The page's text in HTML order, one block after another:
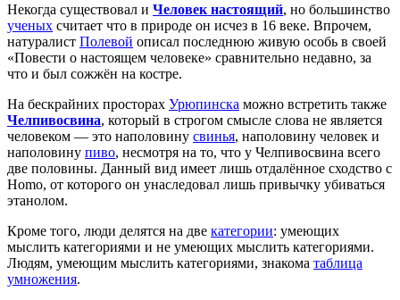
Некогда существовал и Человек настоящий, но большинство
ученых считает что в природе он исчез в 16 веке. Впрочем,
натуралист Полевой описал последнюю живую особь в своей
«Повести о настоящем человеке» сравнительно недавно, за
что и был сожжён на костре.
На бескрайних просторах Урюпинска можно встретить также
Челпивосвина, который в строгом смысле слова не является
человеком — это наполовину свинья, наполовину человек и
наполовину пиво, несмотря на то, что у Челпивосвина всего
две половины. Данный вид имеет лишь отдалённое сходство с
Homo, от которого он унаследовал лишь привычку убиваться
этанолом.
Кроме того, люди делятся на две категории: умеющих
мыслить категориями и не умеющих мыслить категориями.
Людям, умеющим мыслить категориями, знакома таблица
умножения.